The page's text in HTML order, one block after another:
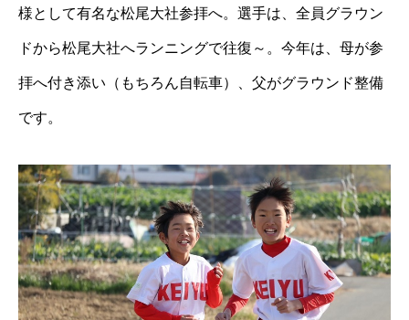
様として有名な松尾大社参拝へ。選手は、全員グラウン
ドから松尾大社へランニングで往復～。今年は、母が参
拝へ付き添い（もちろん自転車）、父がグラウンド整備
です。